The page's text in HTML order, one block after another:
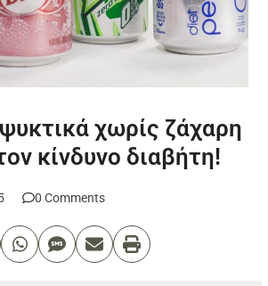
χωρίς ζάχαρη
κίνδυνο διαβήτη!
0 Comments